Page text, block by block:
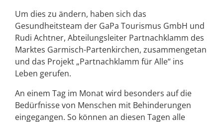
Um dies zu ändern, haben sich das
Gesundheitsteam der GaPa Tourismus GmbH und
Rudi Achtner, Abteilungsleiter Partnachklamm des
Marktes Garmisch-Partenkirchen, zusammengetan
und das Projekt „Partnachklamm für Alle“ ins
Leben gerufen.
An einem Tag im Monat wird besonders auf die
Bedürfnisse von Menschen mit Behinderungen
eingegangen. So können an diesen Tagen alle